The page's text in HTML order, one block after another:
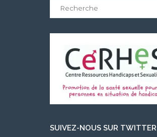
SUIVEZ-NOUS SUR TWITTER